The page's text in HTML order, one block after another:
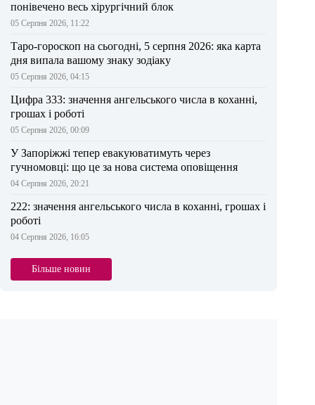
понівечено весь хірургічний блок
05 Серпня 2026, 11:22
Таро-гороскоп на сьогодні, 5 серпня 2026: яка карта
дня випала вашому знаку зодіаку
05 Серпня 2026, 04:15
Цифра 333: значення ангельського числа в коханні,
грошах і роботі
05 Серпня 2026, 00:09
У Запоріжжі тепер евакуюватимуть через
гучномовці: що це за нова система оповіщення
04 Серпня 2026, 20:21
222: значення ангельського числа в коханні, грошах і
роботі
04 Серпня 2026, 16:05
Більше новин